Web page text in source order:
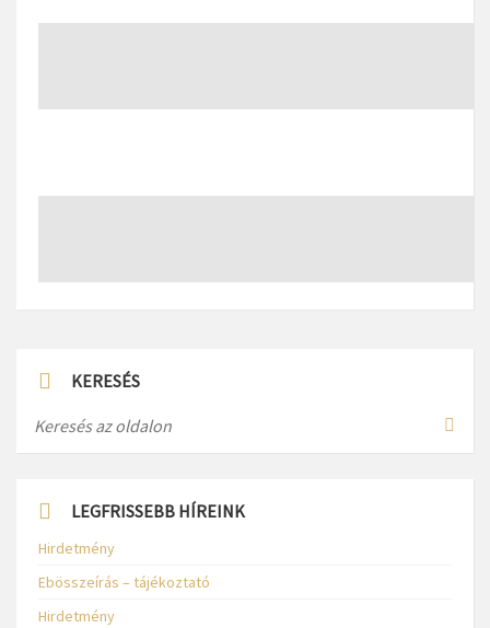
KERESÉS
LEGFRISSEBB HÍREINK
Hirdetmény
Ebösszeírás – tájékoztató
Hirdetmény